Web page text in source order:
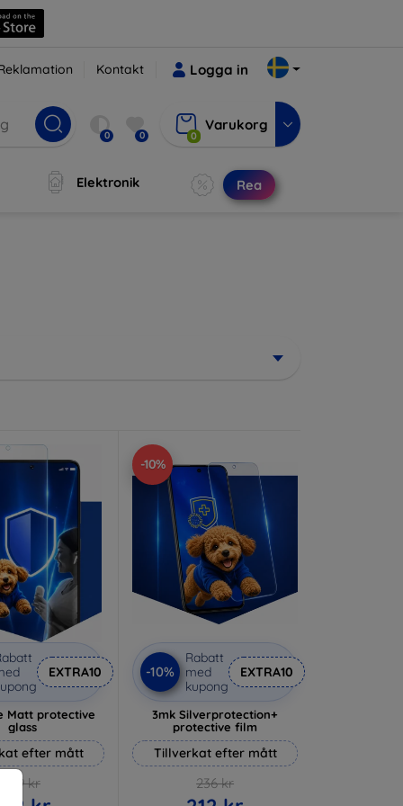
Kontakt Logga in
0 0 0
Varukorg
Elektronik Rea
EXTRA10
Matt protective
glass
efter mått
169 kr
-10%
-10%
Rabatt
med
kupong
EXTRA10
3mk Silverprotection+
protective film
Tillverkat efter mått
236 kr